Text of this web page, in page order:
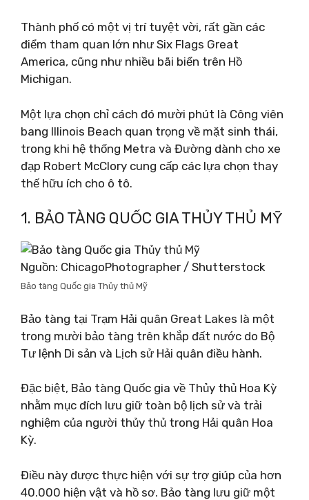
Thành phố có một vị trí tuyệt vời, rất gần các
điểm tham quan lớn như Six Flags Great
America, cũng như nhiều bãi biển trên Hồ
Michigan.
Một lựa chọn chỉ cách đó mười phút là Công viên
bang Illinois Beach quan trọng về mặt sinh thái,
trong khi hệ thống Metra và Đường dành cho xe
đạp Robert McClory cung cấp các lựa chọn thay
thế hữu ích cho ô tô.
1. BẢO TÀNG QUỐC GIA THỦY THỦ MỸ
Nguồn: ChicagoPhotographer / Shutterstock
Bảo tàng Quốc gia Thủy thủ Mỹ
Bảo tàng tại Trạm Hải quân Great Lakes là một
trong mười bảo tàng trên khắp đất nước do Bộ
Tư lệnh Di sản và Lịch sử Hải quân điều hành.
Đặc biệt, Bảo tàng Quốc gia về Thủy thủ Hoa Kỳ
nhằm mục đích lưu giữ toàn bộ lịch sử và trải
nghiệm của người thủy thủ trong Hải quân Hoa
Kỳ.
Điều này được thực hiện với sự trợ giúp của hơn
40.000 hiện vật và hồ sơ. Bảo tàng lưu giữ một